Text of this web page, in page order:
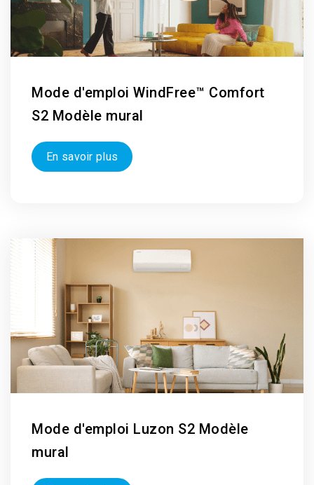
Mode d'emploi WindFree™ Comfort
S2 Modèle mural
En savoir plus
Mode d'emploi Luzon S2 Modèle
mural